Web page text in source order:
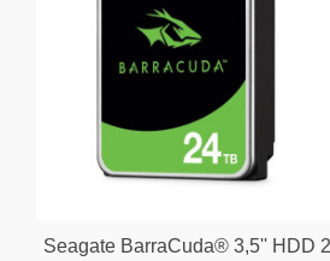
Seagate BarraCuda® 3,5'' HDD